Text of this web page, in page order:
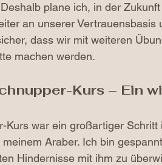
plane ich, in der
an unserer
dass wir mit weiteren
machen werden.
Kurs – Ein
Kurs war ein großartiger
Araber. Ich bin
Hindernisse mit ihm zu